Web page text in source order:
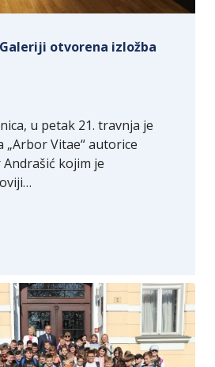
otvorena izložba
u petak 21. travnja je
Vitae“ autorice
kojim je